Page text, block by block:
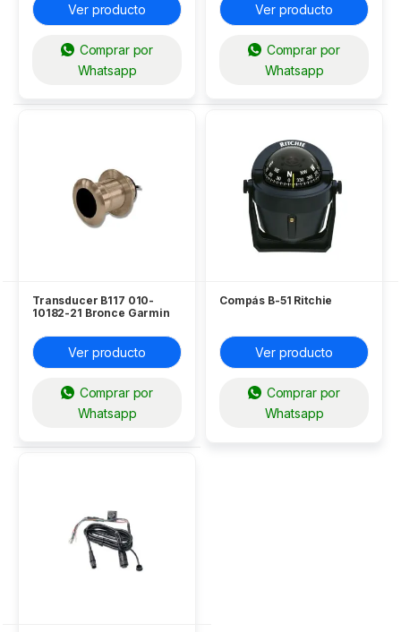
Ver producto
Comprar por
Whatsapp
Ver producto
Comprar por
Whatsapp
Transducer B117 010-
10182-21 Bronce Garmin
Ver producto
Comprar por
Whatsapp
Compás B-51 Ritchie
Ver producto
Comprar por
Whatsapp